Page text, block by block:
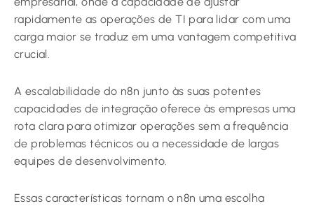
rapidamente as operações de TI para lidar com uma
carga maior se traduz em uma vantagem competitiva
crucial.
A escalabilidade do n8n junto às suas potentes
capacidades de integração oferece às empresas uma
rota clara para otimizar operações sem a frequência
de problemas técnicos ou a necessidade de largas
equipes de desenvolvimento.
Essas características tornam o n8n uma escolha